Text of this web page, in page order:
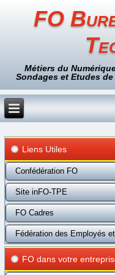
FO
Métiers du
Sondages et Etudes
Liens Utiles
Confédération FO
Site inFO-TPE
FO Cadres
Fédération des Employés
FO dans votre